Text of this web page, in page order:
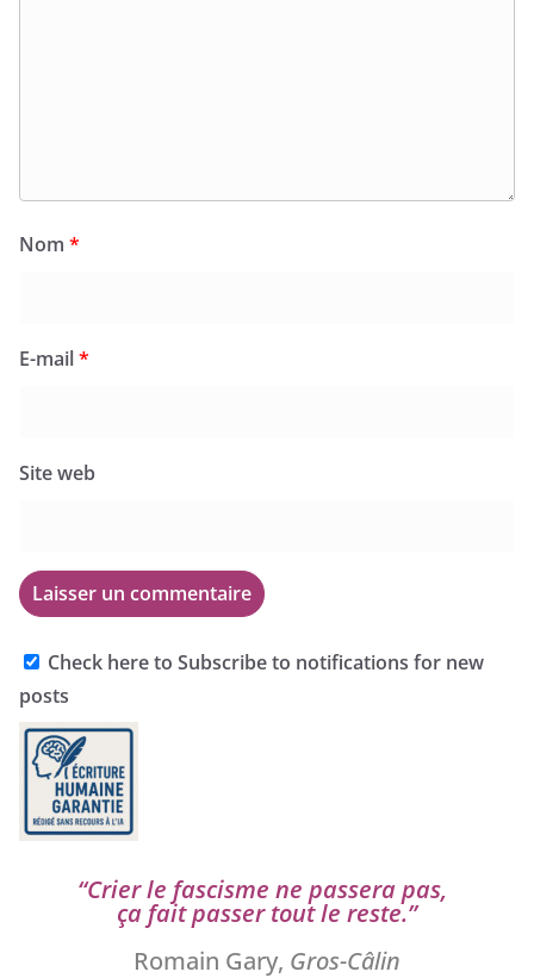
Nom *
E-mail*
Site web
Check here to Subscribe to notifications for new
posts
“Crier le fas­cisme ne pas­se­ra pas,
ça fait pas­ser tout le reste.”
Romain Gary, Gros-Câlin